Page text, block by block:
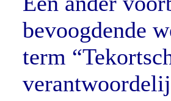
bevoogdende
term